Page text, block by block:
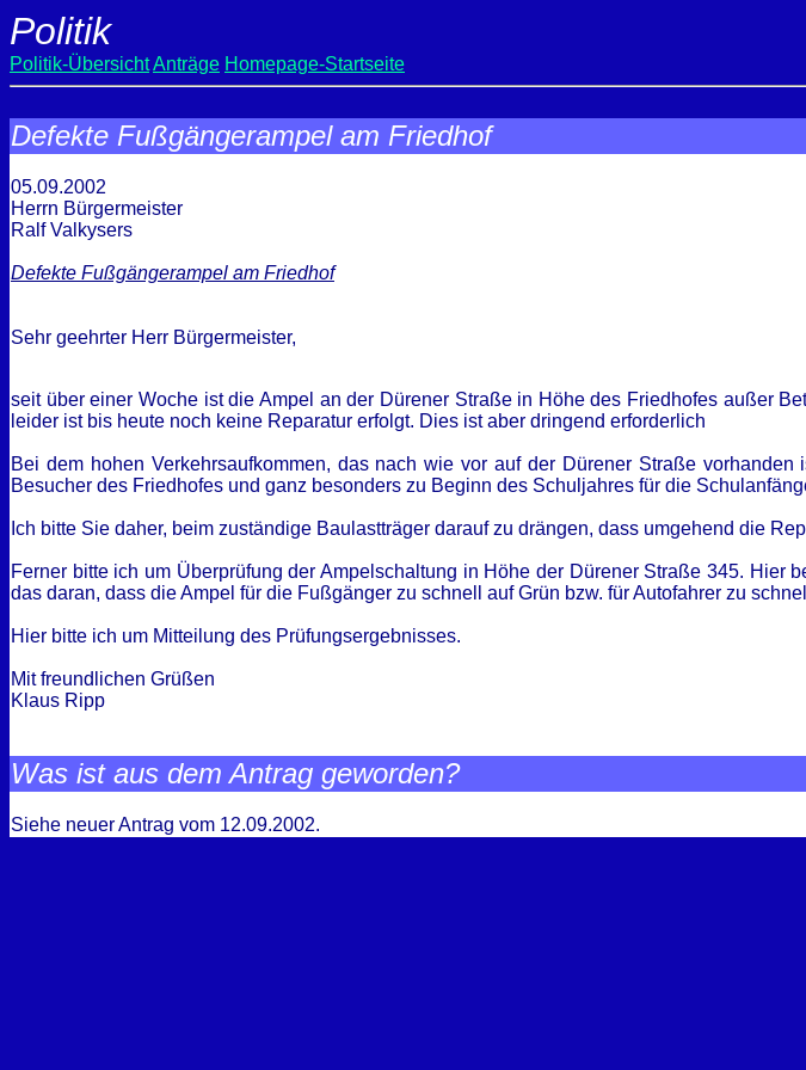
Politik
Politik-ÜbersichtAnträge Homepage-Startseite
Defekte Fußgängerampel am Friedhof
05.09.2002
Herrn Bürgermeister
Ralf Valkysers
Defekte Fußgängerampel am Friedhof
Sehr geehrter Herr Bürgermeister,
seit über einer Woche ist die Ampel an der Dürener Straße in Höhe des Friedhofes außer
leider ist bis heute noch keine Reparatur erfolgt. Dies ist aber dringend erforderlich
Bei dem hohen Verkehrsaufkommen, das nach wie vor auf der Dürener Straße
Besucher des Friedhofes und ganz besonders zu Beginn des Schuljahres für die
Ich bitte Sie daher, beim zuständige Baulastträger darauf zu drängen, dass umgehend die
Ferner bitte ich um Überprüfung der Ampelschaltung in Höhe der Dürener Straße 345.
das daran, dass die Ampel für die Fußgänger zu schnell auf Grün bzw. für Autofahrer zu
Hier bitte ich um Mitteilung des Prüfungsergebnisses.
Mit freundlichen Grüßen
Klaus Ripp
Was ist aus dem Antrag geworden?
Siehe neuer Antrag vom 12.09.2002.